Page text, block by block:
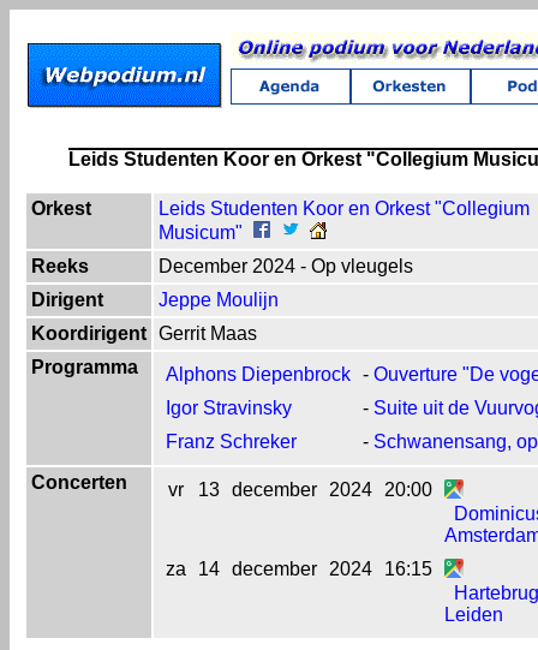
Leids Studenten Koor en Orkest "Collegium
Orkest
Leids Studenten Koor en Orkest "Collegium
Musicum"
Reeks
December 2024 - Op vleugels
Dirigent
Jeppe Moulijn
Koordirigent Gerrit Maas
Programma
Alphons Diepenbrock - Ouverture "De
Igor Stravinsky
- Suite uit de
Franz Schreker
- Schwanensang,
Concerten
vr 13 december 2024
20:00
za
14 december 2024
16:15
Leiden